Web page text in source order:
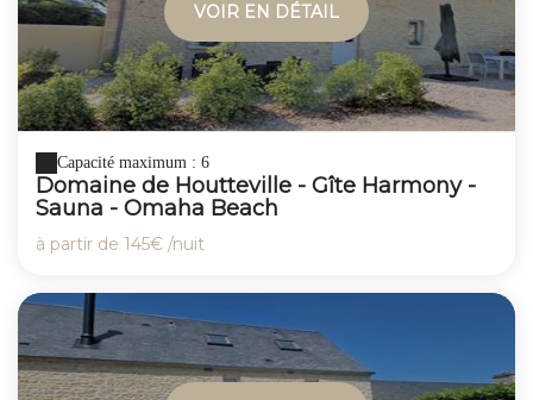
VOIR EN DÉTAIL
Capacité maximum : 6
Domaine de Houtteville - Gîte Harmony -
Sauna - Omaha Beach
à partir de 145€ /nuit